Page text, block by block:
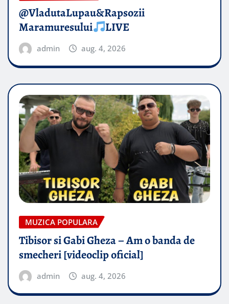
@VladutaLupau&Rapsozii
Maramuresului
LIVE
admin aug. 4, 2026
MUZICA POPULARA
Tibisor si Gabi Gheza – Am o banda de
smecheri [videoclip oficial]
admin aug. 4, 2026